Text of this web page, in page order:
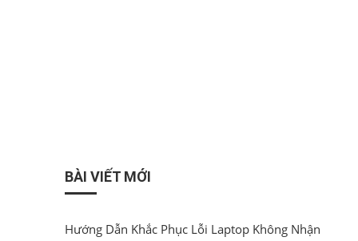
BÀI VIẾT MỚI
Hướng Dẫn Khắc Phục Lỗi Laptop Không Nhận